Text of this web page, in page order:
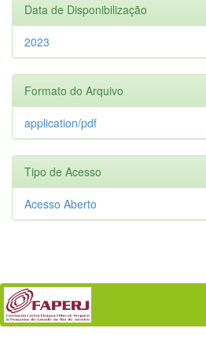
Data de Disponibilização
2023
Formato do Arquivo
application/pdf
Tipo de Acesso
Acesso Aberto